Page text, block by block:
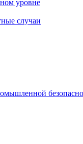
уровне
случаи